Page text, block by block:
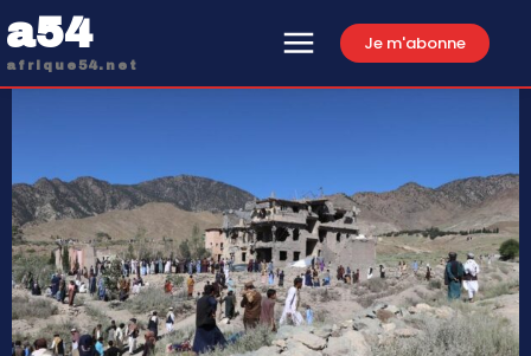
a54
afrique54.net
Je m'abonne